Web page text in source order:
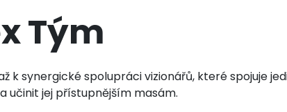
Tým
k synergické spolupráci vizionářů, které spojuje
učinit jej přístupnějším masám.